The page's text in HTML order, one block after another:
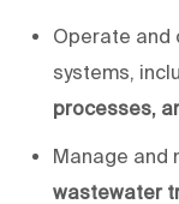
Operate and
systems,
processes,
Manage and
wastewater